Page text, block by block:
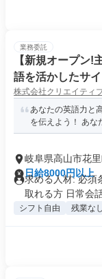
業務委託
【新規オープン!
語を活かしたサ
株式会社クリエイティ
あなたの英語力と
を伝えよう！ あな
岐阜県高山市花
日給8000円以上
求める人材: 必須
取れる方 日常会
シフト自由 残業なし